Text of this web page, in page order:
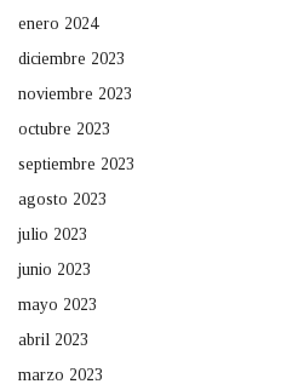
enero 2024
diciembre 2023
noviembre 2023
octubre 2023
septiembre 2023
agosto 2023
julio 2023
junio 2023
mayo 2023
abril 2023
marzo 2023